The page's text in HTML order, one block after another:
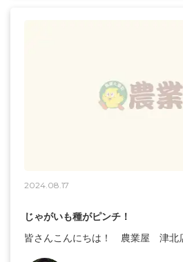
2024.08.17
じゃがいも種がピンチ！
皆さんこんにちは！ 農業屋 津北